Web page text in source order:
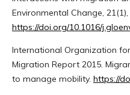
Environmental Change, 21(1),
https://doi.org/10.1016/
International Organization
Migration Report 2015.
to manage mobility. https://